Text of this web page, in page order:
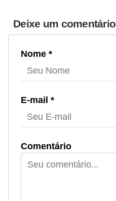
Deixe um comentário
Nome *
E-mail *
Comentário